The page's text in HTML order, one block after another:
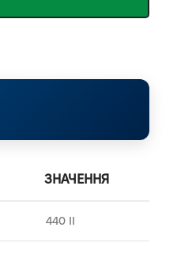
ЗНАЧЕННЯ
440 II